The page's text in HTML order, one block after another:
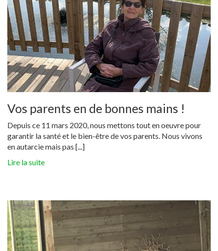
Vos parents en de bonnes mains !
Depuis ce 11 mars 2020, nous mettons tout en oeuvre pour
garantir la santé et le bien-être de vos parents. Nous vivons
en autarcie mais pas [...]
Lire la suite